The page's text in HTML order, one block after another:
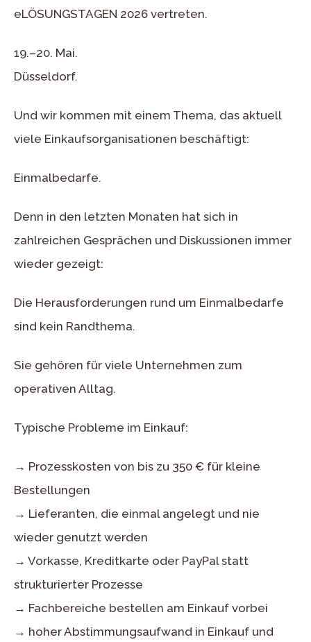
eLÖSUNGSTAGEN 2026 vertreten.
19.–20. Mai.
Düsseldorf.
Und wir kommen mit einem Thema, das aktuell
viele Einkaufsorganisationen beschäftigt:
Einmalbedarfe.
Denn in den letzten Monaten hat sich in
zahlreichen Gesprächen und Diskussionen immer
wieder gezeigt:
Die Herausforderungen rund um Einmalbedarfe
sind kein Randthema.
Sie gehören für viele Unternehmen zum
operativen Alltag.
Typische Probleme im Einkauf:
→ Prozesskosten von bis zu 350 € für kleine
Bestellungen
→ Lieferanten, die einmal angelegt und nie
wieder genutzt werden
→ Vorkasse, Kreditkarte oder PayPal statt
strukturierter Prozesse
→ Fachbereiche bestellen am Einkauf vorbei
→ hoher Abstimmungsaufwand in Einkauf und